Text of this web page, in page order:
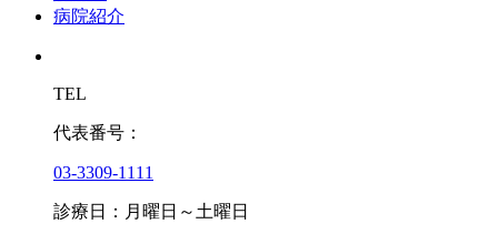
病院紹介
TEL
代表番号：
03-3309-1111
診療日：月曜日～土曜日